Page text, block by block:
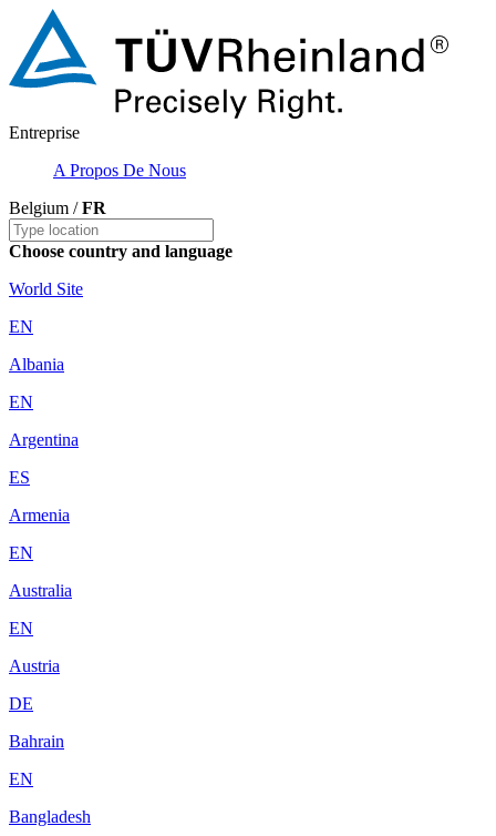
Entreprise
A Propos De Nous
Belgium /FR
Choose country and language
World Site
EN
Albania
EN
Argentina
ES
Armenia
EN
Australia
EN
Austria
DE
Bahrain
EN
Bangladesh